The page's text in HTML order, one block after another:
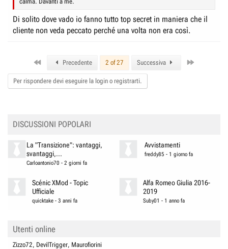
Di solito dove vado io fanno tutto top secret in maniera che il
cliente non veda peccato perché una volta non era così.
Precedente 2 of 27 Successiva
Per rispondere devi eseguire la login o registrarti.
DISCUSSIONI POPOLARI
La "Transizione": vantaggi,
svantaggi,...
Carloantonio70 - 2 giorni fa
Avvistamenti
freddy85 - 1 giorno fa
Scénic XMod - Topic
Ufficiale
quicktake -3 anni fa
Alfa Romeo Giulia 2016-
2019
Suby01 - 1 anno fa
Utenti online
Zizzo72 DevilTrigger Maurofiorini